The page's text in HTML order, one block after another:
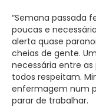
“Semana passada
poucas e
alerta quase
cheias de gente.
necessária entre
todos respeitam.
enfermagem num
parar de trabalhar.